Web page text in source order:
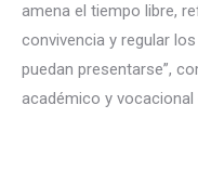
amena el tiempo libre,
convivencia y regular
puedan presentarse”,
académico y vocacional